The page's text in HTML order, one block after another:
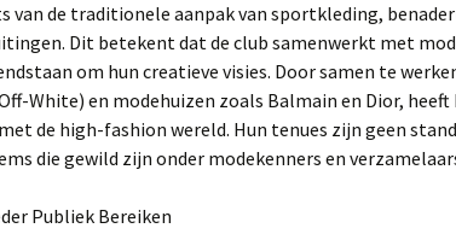
van de traditionele aanpak van sportkleding,
Dit betekent dat de club samenwerkt met
om hun creatieve visies. Door samen te
White) en modehuizen zoals Balmain en Dior, heeft
de high-fashion wereld. Hun tenues zijn geen
die gewild zijn onder modekenners en
Publiek Bereiken